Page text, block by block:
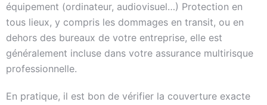
équipement (ordinateur, audiovisuel…) Protection en
tous lieux, y compris les dommages en transit, ou en
dehors des bureaux de votre entreprise, elle est
généralement incluse dans votre assurance multirisque
professionnelle.
En pratique, il est bon de vérifier la couverture exacte